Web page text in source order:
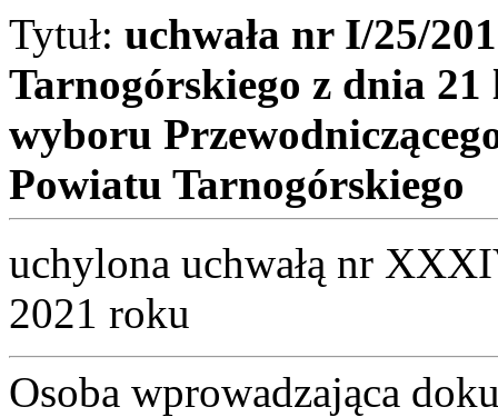
Tytuł: uchwała nr I/25/
Tarnogórskiego z dnia
wyboru
Powiatu Tarnogórskiego
uchylona uchwałą nr
2021 roku
Osoba wprowadzająca